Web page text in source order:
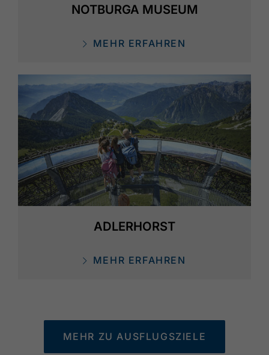
NOTBURGA MUSEUM
MEHR ERFAHREN
ADLERHORST
MEHR ERFAHREN
MEHR ZU AUSFLUGSZIELE